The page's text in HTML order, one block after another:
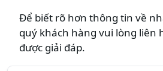
Để biết rõ hơn thông tin về
quý khách hàng vui lòng liên
được giải đáp.